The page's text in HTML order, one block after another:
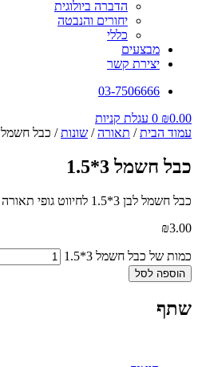
הדברה ביולוגית
יחורים והנבטה
כללי
מבצעים
יצירת קשר
03-7506666
₪0.00
0 עגלת קניות
עמוד הבית/ תאורה/ שונות/ כבל חשמל 3*1.5
כבל חשמל 3*1.5
כבל חשמל לבן 3*1.5 לחיווט גופי תאורה משנקים ומפוחים.נמכר לפי מטר.
₪3.00
כמות של כבל חשמל 3*1.5
הוספה לסל
שתף